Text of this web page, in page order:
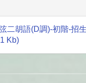
二胡語(D調)-初階-招
Kb)